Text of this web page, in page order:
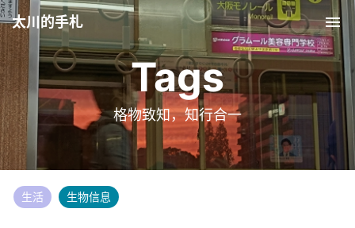
太川的手札
Tags
格物致知，知行合一
生活 生物信息